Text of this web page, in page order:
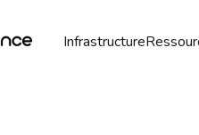
Infrastructure